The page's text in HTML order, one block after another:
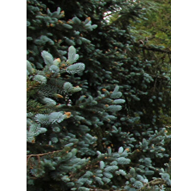
Imprimer
Nos honoraires
Ce bien est soumis à un
https://www.georisques.gouv.fr/
Caractéristiques